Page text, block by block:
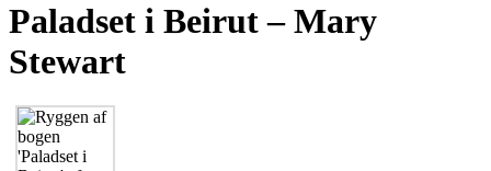
Paladset i Beirut – Mary
Stewart